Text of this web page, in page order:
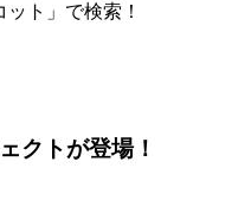
ト」で検索！
クトが登場！